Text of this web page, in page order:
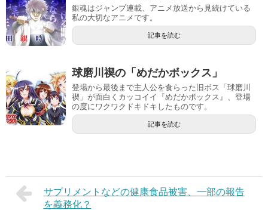
銀魂はジャンプ連載、アニメ放送から見続けている
私の大切なアニメです。
記事を読む
球磨川禊の「めだかボックス」
登場から最後まで主人公を食らった旧ボス「球磨川
禊」が面白くカッコイイ『めだかボックス』、登場
の度にワクワクドキドキしたものです。
記事を読む
サプリメントなどの健康食品被害、一部の報告
を義務化？